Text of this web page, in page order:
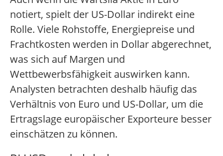
notiert, spielt der US-Dollar indirekt eine
Rolle. Viele Rohstoffe, Energiepreise und
Frachtkosten werden in Dollar abgerechnet,
was sich auf Margen und
Wettbewerbsfähigkeit auswirken kann.
Analysten betrachten deshalb häufig das
Verhältnis von Euro und US-Dollar, um die
Ertragslage europäischer Exporteure besser
einschätzen zu können.